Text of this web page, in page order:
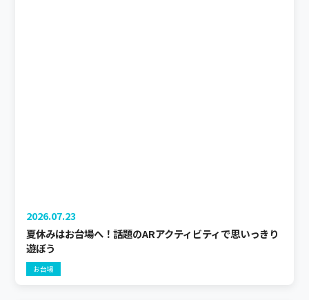
2026.07.23
夏休みはお台場へ！話題のARアクティビティで思いっきり
遊ぼう
お台場